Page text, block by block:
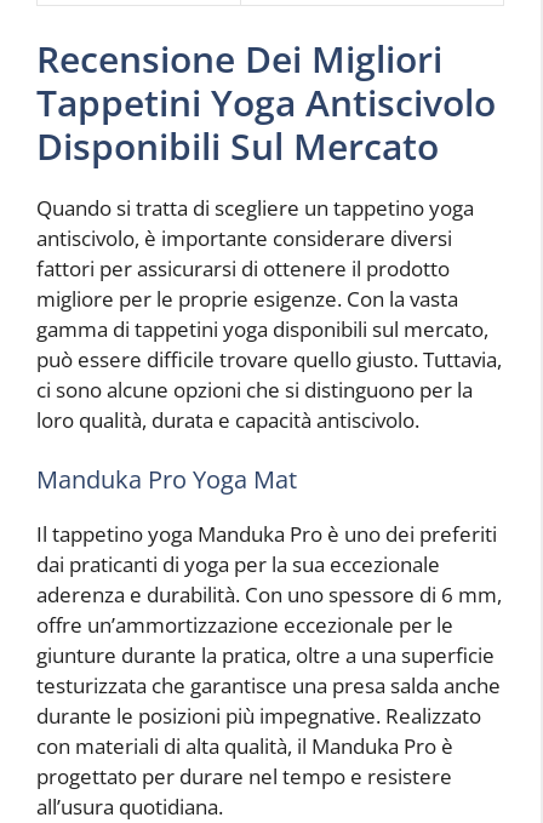
Recensione Dei Migliori
Tappetini Yoga Antiscivolo
Disponibili Sul Mercato
Quando si tratta di scegliere un tappetino yoga
antiscivolo, è importante considerare diversi
fattori per assicurarsi di ottenere il prodotto
migliore per le proprie esigenze. Con la vasta
gamma di tappetini yoga disponibili sul mercato,
può essere difficile trovare quello giusto. Tuttavia,
ci sono alcune opzioni che si distinguono per la
loro qualità, durata e capacità antiscivolo.
Manduka Pro Yoga Mat
Il tappetino yoga Manduka Pro è uno dei preferiti
dai praticanti di yoga per la sua eccezionale
aderenza e durabilità. Con uno spessore di 6 mm,
offre un’ammortizzazione eccezionale per le
giunture durante la pratica, oltre a una superficie
testurizzata che garantisce una presa salda anche
durante le posizioni più impegnative. Realizzato
con materiali di alta qualità, il Manduka Pro è
progettato per durare nel tempo e resistere
all’usura quotidiana.